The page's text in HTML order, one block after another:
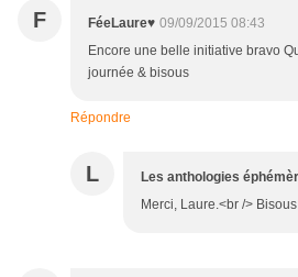
F FéeLaure♥ 09/09/2015 08:43
Encore une belle initiative bravo
journée & bisous
Répondre
L Les anthologies
Merci, Laure.<br />